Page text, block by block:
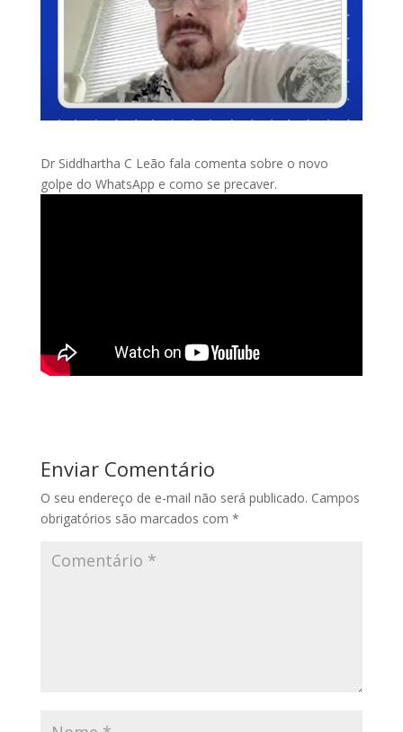
Dr Siddhartha C Leão fala comenta sobre o novo
golpe do WhatsApp e como se precaver.
Enviar Comentário
O seu endereço de e-mail não será publicado. Campos
obrigatórios são marcados com *